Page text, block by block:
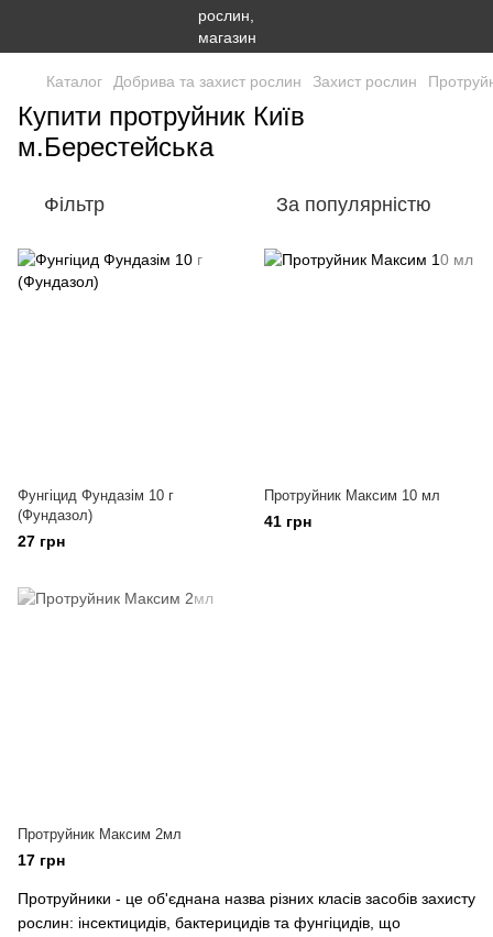
Каталог Добрива та захист рослин Захист рослин
Купити протруйник Київ
м.Берестейська
Фільтр За популярністю
Фунгіцид Фундазім 10 г
(Фундазол)
27 грн
Протруйник Максим 10 мл
41 грн
Протруйник Максим 2мл
17 грн
Протруйники - це об'єднана назва різних класів засобів захисту
рослин: інсектицидів, бактерицидів та фунгіцидів, що